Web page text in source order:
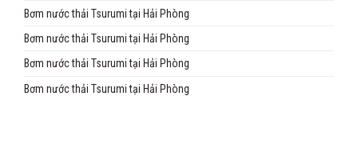
Bơm nước thải Tsurumi tại Hải Phòng
Bơm nước thải Tsurumi tại Hải Phòng
Bơm nước thải Tsurumi tại Hải Phòng
Bơm nước thải Tsurumi tại Hải Phòng